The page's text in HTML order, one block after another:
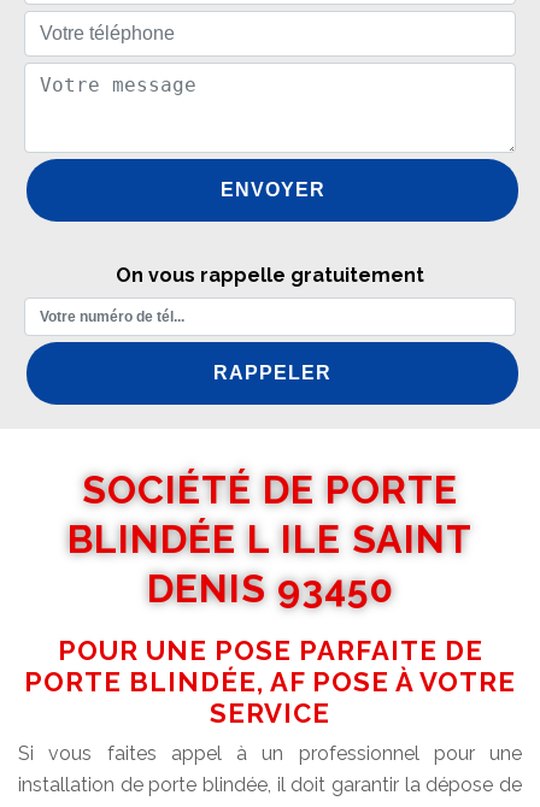
On vous rappelle gratuitement
SOCIÉTÉ DE PORTE
BLINDÉE L ILE SAINT
DENIS 93450
POUR UNE POSE PARFAITE DE
PORTE BLINDÉE, AF POSE À VOTRE
SERVICE
Si vous faites appel à un professionnel pour une
installation de porte blindée, il doit garantir la dépose de